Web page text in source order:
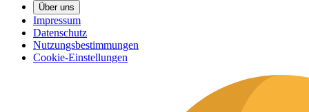
Über uns
Impressum
Datenschutz
Nutzungsbestimmungen
Cookie-Einstellungen